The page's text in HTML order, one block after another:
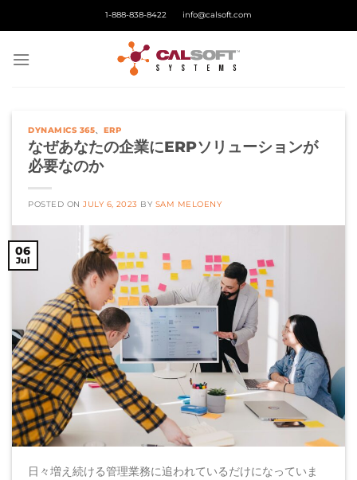
1-888-838-8422 info@calsoft.com
DYNAMICS 365、 ERP
なぜあなたの企業にERPソリューションが
必要なのか
POSTED ONJULY 6, 2023 BY SAM MELOENY
06
Jul
日々増え続ける管理業務に追われているだけになっていま